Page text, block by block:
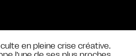
en pleine crise créative.